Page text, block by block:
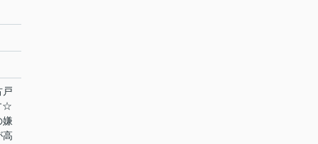
戸
☆
嫌
高